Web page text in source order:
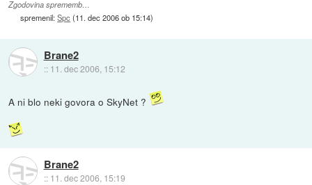
Zgodovina sprememb…
spremenil:Spc (11. dec 2006 ob 15:14)
Brane2
:: 11. dec 2006, 15:12
A ni blo neki govora o SkyNet ?
Brane2
:: 11. dec 2006, 15:19